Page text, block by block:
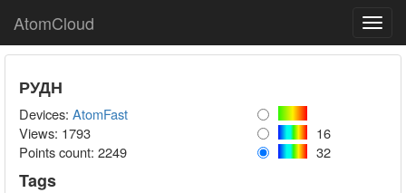
AtomCloud
РУДН
Devices: AtomFast
Views: 1793
16
Points count: 2249 32
Tags